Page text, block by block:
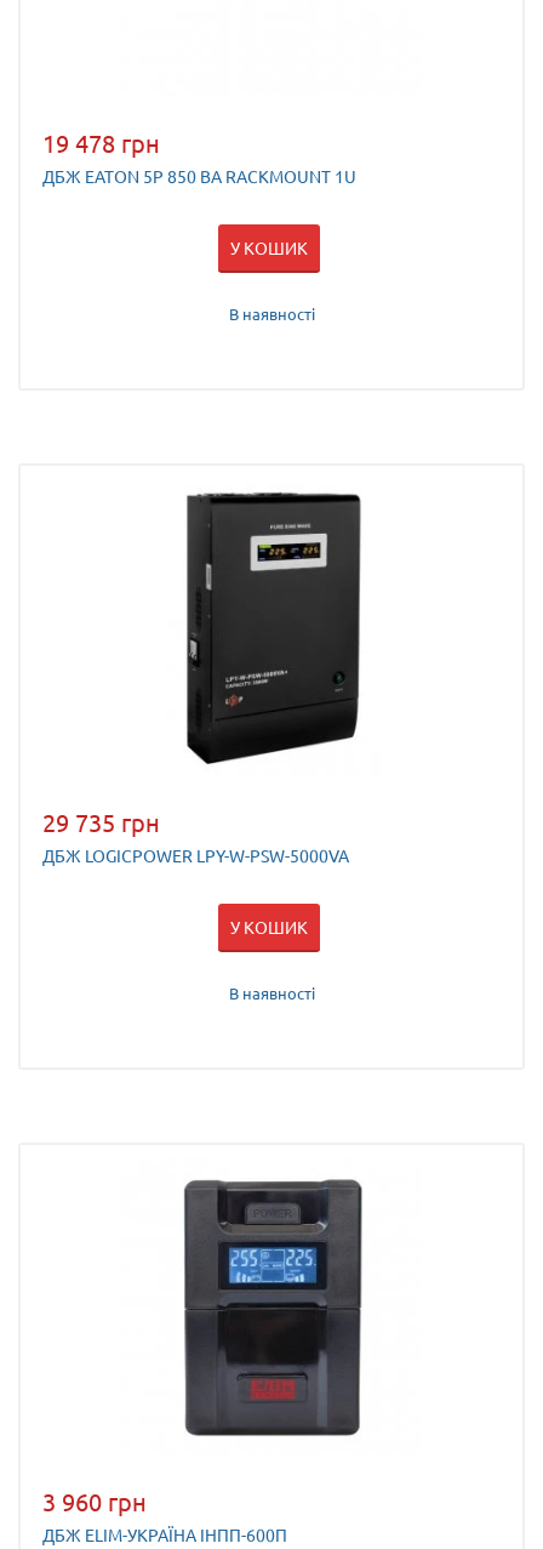
19 478 грн
ДБЖ EATON 5P 850 ВА RACKMOUNT 1U
У КОШИК
В наявності
29 735 грн
ДБЖ LOGICPOWER LPY-W-PSW-5000VA
У КОШИК
В наявності
3 960 грн
ДБЖ ELIM-УКРАЇНА ІНПП-600П